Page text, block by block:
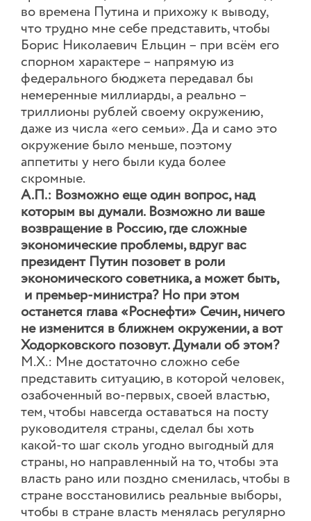
во времена Путина и прихожу к выводу,
что трудно мне себе представить, чтобы
Борис Николаевич Ельцин – при всём его
спорном характере – напрямую из
федерального бюджета передавал бы
немеренные миллиарды, а реально –
триллионы рублей своему окружению,
даже из числа «его семьи». Да и само это
окружение было меньше, поэтому
аппетиты у него были куда более
скромные.
А.П.: Возможно еще один вопрос, над
которым вы думали. Возможно ли ваше
возвращение в Россию, где сложные
экономические проблемы, вдруг вас
президент Путин позовет в роли
экономического советника, а может быть,
и премьер-министра? Но при этом
останется глава «Роснефти» Сечин, ничего
не изменится в ближнем окружении, а вот
Ходорковского позовут. Думали об этом?
М.Х.: Мне достаточно сложно себе
представить ситуацию, в которой человек,
озабоченный во-первых, своей властью,
тем, чтобы навсегда оставаться на посту
руководителя страны, сделал бы хоть
какой-то шаг сколь угодно выгодный для
страны, но направленный на то, чтобы эта
власть рано или поздно сменилась, чтобы в
стране восстановились реальные выборы,
чтобы в стране власть менялась регулярно